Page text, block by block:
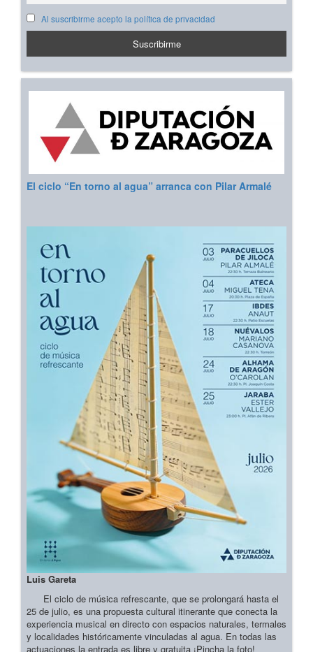
Al suscribirme acepto la política de privacidad
El ciclo “En torno al agua” arranca con Pilar Armalé
Luis Gareta
El ciclo de música refrescante, que se prolongará hasta el
25 de julio, es una propuesta cultural itinerante que conecta la
experiencia musical en directo con espacios naturales, termales
y localidades históricamente vinculadas al agua. En todas las
actuaciones la entrada es libre y gratuita ¡Pincha la foto!